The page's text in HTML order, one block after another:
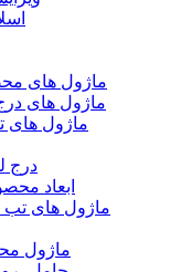
ماژول های
ماژول های
ماژول های
درج
ابعاد
ماژول های
ماژول